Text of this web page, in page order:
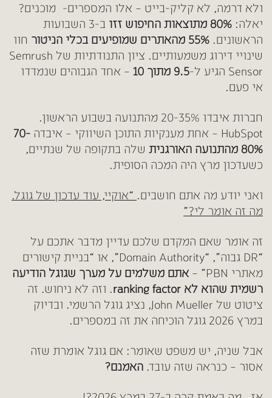
ולא דרמה, לא קליק-בייט – אלו המספרים- מוכנים?
יאלה: 80% מתוצאות החיפוש זזו
ב-3 השבועות
הראשונים. 55% מהאתרים שמופיעים בכלי הניטור
חוו
שינויי דירוג משמעותיים.
ציון התנודתיות של Semrush
Sensor הגיע ל-
9.5 מתוך 10
– אחד הגבוהים שנמדדו
אי פעם.
חברות איבדו 20-35% מהתנועה בשבוע הראשון.
HubSpot – אחת מענקיות התוכן השיווקי – איבדה
70-
80% מהתנועה האורגנית
שלה בתקופה של שנתיים,
כשעדכון מרץ היה המכה הסופית.
ואני יודע מה אתם חושבים. “אוקיי, עוד עדכון של גוגל.
מה זה אומר לי?”
זה אומר שאם המקדם שלכם עדיין מדבר אתכם על
“DR גבוה”, “Domain Authority”, או “בניית קישורים
מאתרי PBN” –
אתם משלמים על מערך שגוגל הודיעה
רשמית שהוא לא ranking factor
. וזה לא ניחוש. זה
ציטוט של John Mueller, נציג גוגל הרשמי. ובדיוק
במרץ 2026 גוגל הוכיחה את זה במספרים.
אבל שניה, יש משפט שאומר: אם גוגל אומרת שזה
אסור – כנראה שזה עובד. האמנם?